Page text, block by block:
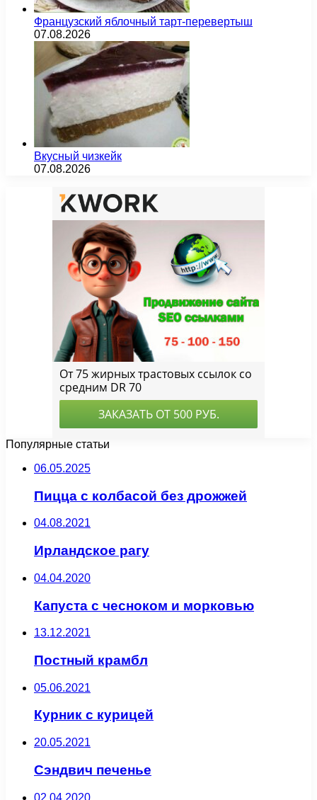
Французский яблочный тарт-перевертыш
07.08.2026
Вкусный чизкейк
07.08.2026
Популярные статьи
06.05.2025
Пицца с колбасой без дрожжей
04.08.2021
Ирландское рагу
04.04.2020
Капуста с чесноком и морковью
13.12.2021
Постный крамбл
05.06.2021
Курник с курицей
20.05.2021
Сэндвич печенье
02.04.2020